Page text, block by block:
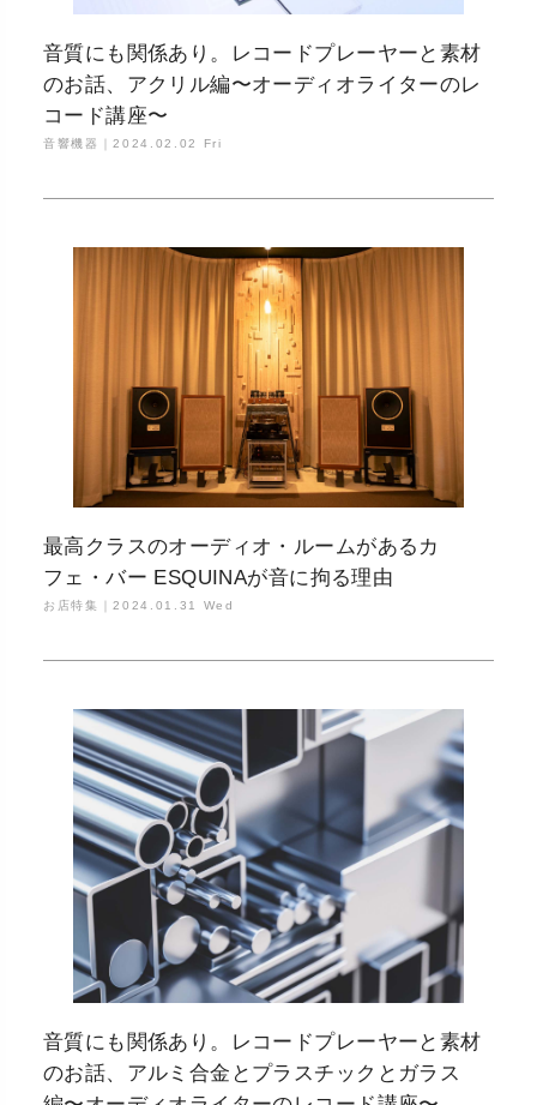
音質にも関係あり。レコードプレーヤーと素材
のお話、アクリル編〜オーディオライターのレ
コード講座〜
音響機器｜2024.02.02 Fri
最高クラスのオーディオ・ルームがあるカ
フェ・バー ESQUINAが音に拘る理由
お店特集｜2024.01.31 Wed
音質にも関係あり。レコードプレーヤーと素材
のお話、アルミ合金とプラスチックとガラス